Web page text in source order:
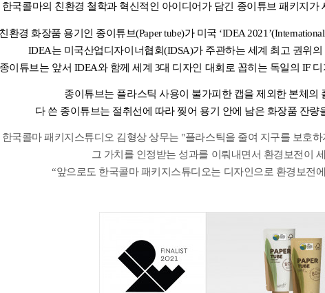
한국콜마의 친환경 철학과 혁신적인 아이디어가 담긴 종이튜브 패키지가
환경 화장품 용기인 종이튜브(Paper tube)가 미국 ‘IDEA
IDEA는 미국산업디자이너협회(IDSA)가 주관하는 세계 최고 권위
종이튜브는 앞서 IDEA와 함께 세계 3대 디자인 대회로 꼽히는 독일의 IF 디
종이튜브는 플라스틱 사용이 불가피한 캡을 제외한 본체의
다 쓴 종이튜브는 절취선에 따라 찢어 용기 안에 남은 화장품 잔량
한국콜마 패키지스튜디오 김형상 상무는 "플라스틱을 줄여 지구를 보호
그 가치를 인정받는 성과를 이뤄내면서 환경보전이
“앞으로도 한국콜마 패키지스튜디오는 디자인으로 환경보전